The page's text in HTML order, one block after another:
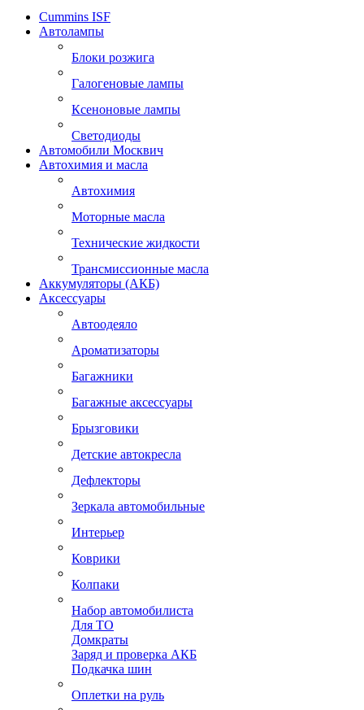
Cummins ISF
Автолампы
Блоки розжига
Галогеновые лампы
Ксеноновые лампы
Светодиоды
Автомобили Москвич
Автохимия и масла
Автохимия
Моторные масла
Технические жидкости
Трансмиссионные масла
Аккумуляторы (АКБ)
Аксессуары
Автоодеяло
Ароматизаторы
Багажники
Багажные аксессуары
Брызговики
Детские автокресла
Дефлекторы
Зеркала автомобильные
Интерьер
Коврики
Колпаки
Набор автомобилиста
Для ТО
Домкраты
Заряд и проверка АКБ
Подкачка шин
Оплетки на руль